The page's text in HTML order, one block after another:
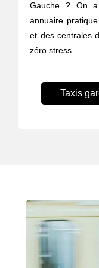
Gauche ? On
annuaire
et des centrales
zéro stress.
Taxis